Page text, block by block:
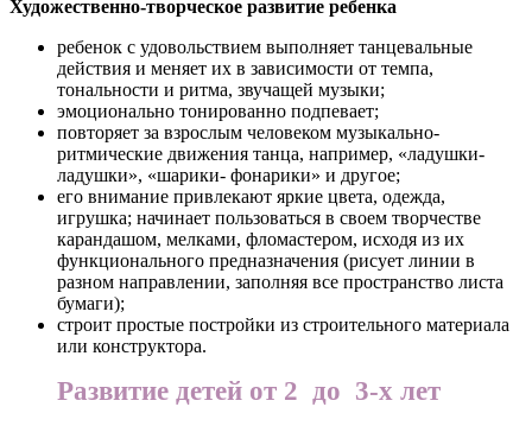
Художественно-творческое развитие ребенка
ребенок с удовольствием выполняет танцевальные
действия и меняет их в зависимости от темпа,
тональности и ритма, звучащей музыки;
эмоционально тонированно подпевает;
повторяет за взрослым человеком музыкально-
ритмические движения танца, например, «ладушки-
ладушки», «шарики- фонарики» и другое;
его внимание привлекают яркие цвета, одежда,
игрушка; начинает пользоваться в своем творчестве
карандашом, мелками, фломастером, исходя из их
функционального предназначения (рисует линии в
разном направлении, заполняя все пространство листа
бумаги);
строит простые постройки из строительного материала
или конструктора.
Развитие детей от 2 до 3-х лет